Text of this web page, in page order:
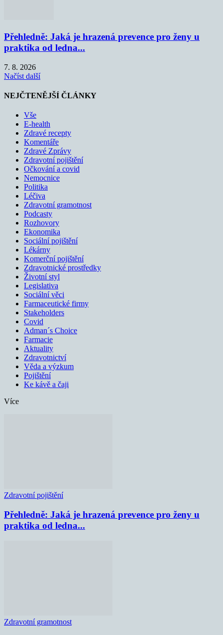
Přehledně: Jaká je hrazená prevence pro ženy u
praktika od ledna...
7. 8. 2026
Načíst další
NEJČTENĚJŠÍ ČLÁNKY
Vše
E-health
Zdravé recepty
Komentáře
Zdravé Zprávy
Zdravotní pojištění
Očkování a covid
Nemocnice
Politika
Léčiva
Zdravotní gramotnost
Podcasty
Rozhovory
Ekonomika
Sociální pojištění
Lékárny
Komerční pojištění
Zdravotnické prostředky
Životní styl
Legislativa
Sociální věci
Farmaceutické firmy
Stakeholders
Covid
Adman´s Choice
Farmacie
Aktuality
Zdravotnictví
Věda a výzkum
Pojištění
Ke kávě a čaji
Více
Zdravotní pojištění
Přehledně: Jaká je hrazená prevence pro ženy u
praktika od ledna...
Zdravotní gramotnost